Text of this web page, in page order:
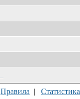
Правила | Статистика